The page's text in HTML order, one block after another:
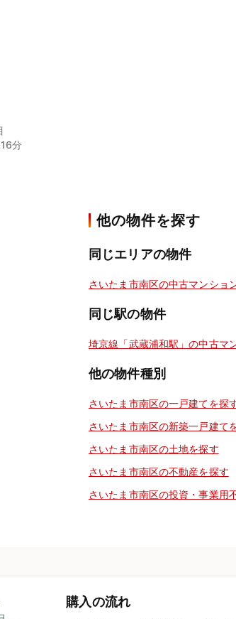
分
他の物件を探す
同じエリアの物件
さいたま市南区の中古マンショ
同じ駅の物件
埼京線「武蔵浦和駅」の中古マ
他の物件種別
さいたま市南区の一戸建てを探
さいたま市南区の新築一戸建て
さいたま市南区の土地を探す
さいたま市南区の不動産を探す
さいたま市南区の投資・事業用
購入の流れ